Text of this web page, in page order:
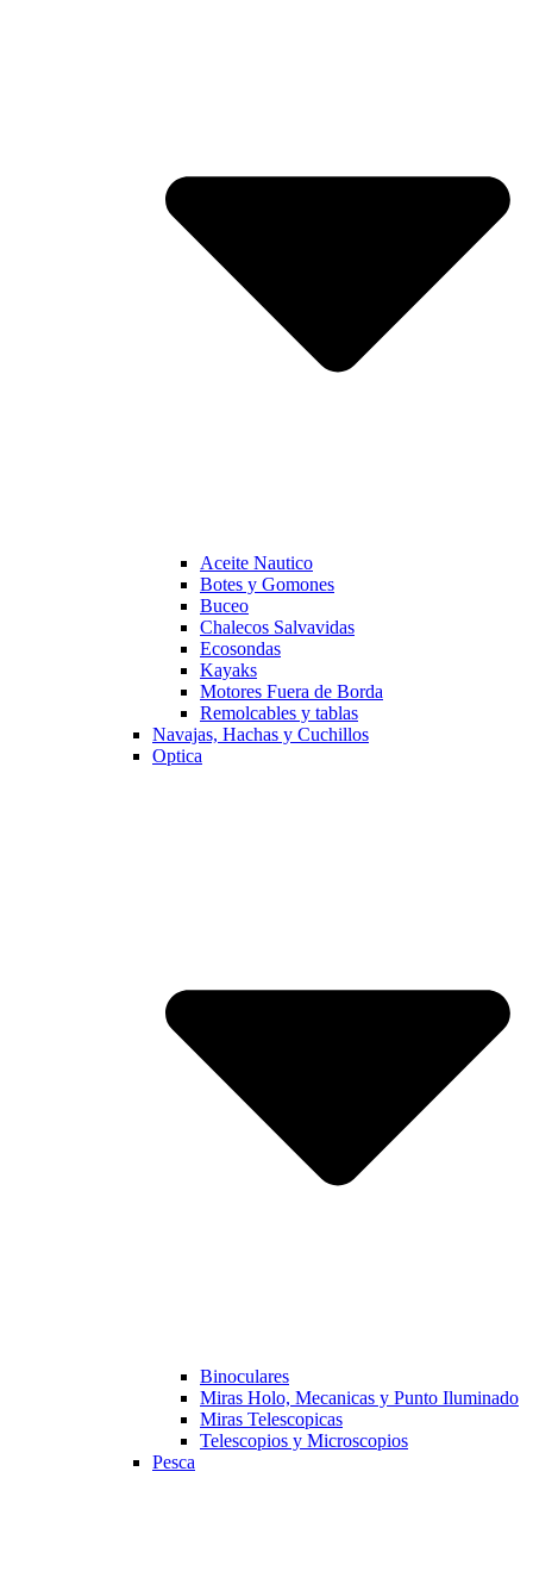
Aceite Nautico
Botes y Gomones
Buceo
Chalecos Salvavidas
Ecosondas
Kayaks
Motores Fuera de Borda
Remolcables y tablas
Navajas, Hachas y Cuchillos
Optica
Binoculares
Miras Holo, Mecanicas y Punto Iluminado
Miras Telescopicas
Telescopios y Microscopios
Pesca